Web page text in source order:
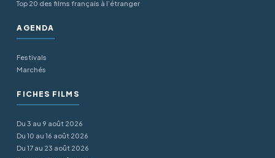
Top 20 des films français à l’étranger
AGENDA
Festivals
Marchés
FICHES FILMS
Du 3 au 9 août 2026
Du 10 au 16 août 2026
Du 17 au 23 août 2026